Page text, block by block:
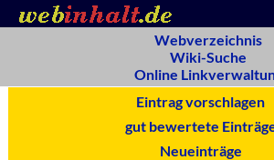
Webverzeichnis
Wiki-Suche
Online
Eintrag vorschlagen
gut bewertete
Neueinträge